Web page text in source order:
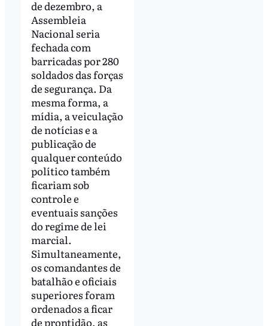
de dezembro, a
Assembleia
Nacional seria
fechada com
barricadas por 280
soldados das forças
de segurança. Da
mesma forma, a
mídia, a veiculação
de notícias e a
publicação de
qualquer conteúdo
político também
ficariam sob
controle e
eventuais sanções
do regime de lei
marcial.
Simultaneamente,
os comandantes de
batalhão e oficiais
superiores foram
ordenados a ficar
de prontidão, as